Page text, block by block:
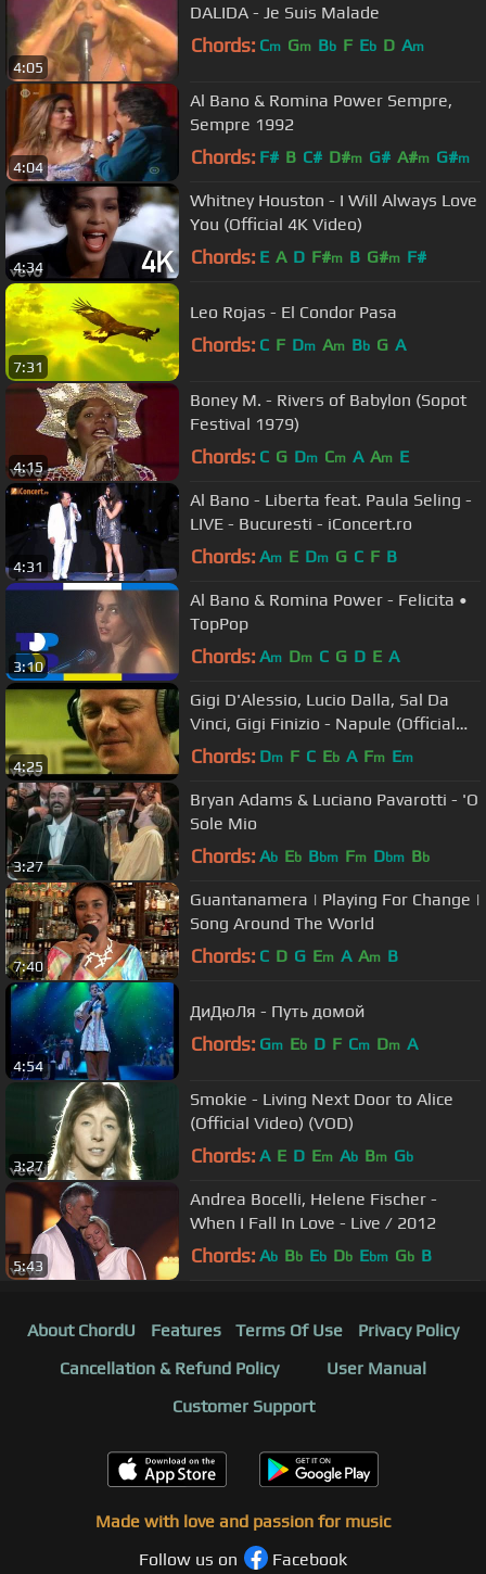
4:05
DALIDA - Je Suis Malade
Chords: Cm Gm Bb F Eb D Am
4:04
Al Bano & Romina Power Sempre,
Sempre 1992
Chords: F# B C# D#m G# A#m G#m
4:34
Whitney Houston - I Will Always Love
You (Official 4K Video)
Chords: E A D F#m B G#m F#
7:31
Leo Rojas - El Condor Pasa
Chords: C F Dm Am Bb G A
4:15
Boney M. - Rivers of Babylon (Sopot
Festival 1979)
Chords: C G Dm Cm A Am E
4:31
Al Bano - Liberta feat. Paula Seling -
LIVE - Bucuresti - iConcert.ro
Chords: Am E Dm G C F B
3:10
Al Bano & Romina Power - Felicita •
TopPop
Chords: Am Dm C G D E A
4:25
Gigi D'Alessio, Lucio Dalla, Sal Da
Vinci, Gigi Finizio - Napule (Official
Video)
Chords: Dm F C Eb A Fm Em
3:27
Bryan Adams & Luciano Pavarotti - 'O
Sole Mio
Chords: Ab Eb Bbm Fm Dbm Bb
7:40
Guantanamera | Playing For Change |
Song Around The World
Chords: C D G Em A Am B
4:54
ДиДюЛя - Путь домой
Chords: Gm Eb D F Cm Dm A
3:27
Smokie - Living Next Door to Alice
(Official Video) (VOD)
Chords: A E D Em Ab Bm Gb
5:43
Andrea Bocelli, Helene Fischer -
When I Fall In Love - Live / 2012
Chords: Ab Bb Eb Db Ebm Gb B
About ChordU Features Terms Of Use
Privacy Policy
Cancellation & Refund Policy
User Manual
Customer Support
Made with love and passion for music
Follow us on
Facebook